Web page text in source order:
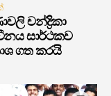
චන්ද්‍රිකා
සාර්ථකව
ගත කරයි